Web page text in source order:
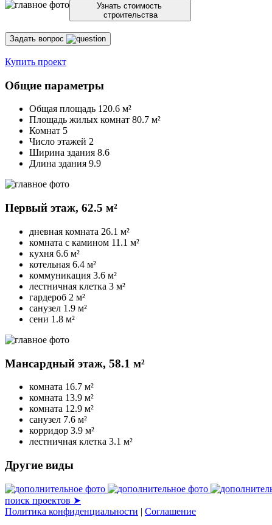
Узнать стоимость
строительства
Задать вопрос
Купить проект
Общие параметры
Общая площадь 120.6 м²
Площадь жилых комнат 80.7 м²
Комнат 5
Число этажей 2
Ширина здания 8.6
Длина здания 9.9
Первый этаж, 62.5 м²
дневная комната 26.1 м²
комната с камином 11.1 м²
кухня 6.6 м²
котельная 6.4 м²
коммуникация 3.6 м²
лестничная клетка 3 м²
гардероб 2 м²
санузел 1.9 м²
сени 1.8 м²
Мансардный этаж, 58.1 м²
комната 16.7 м²
комната 13.9 м²
комната 12.9 м²
санузел 7.6 м²
корридор 3.9 м²
лестничная клетка 3.1 м²
Другие виды
поиск проектов ➤
Политика конфиденциальности | Соглашение